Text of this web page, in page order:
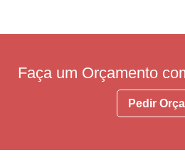
Faça um Orçamento
Pedir